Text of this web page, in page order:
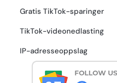
Gratis TikTok-sparinger
TikTok-videonedlasting
IP-adresseoppslag